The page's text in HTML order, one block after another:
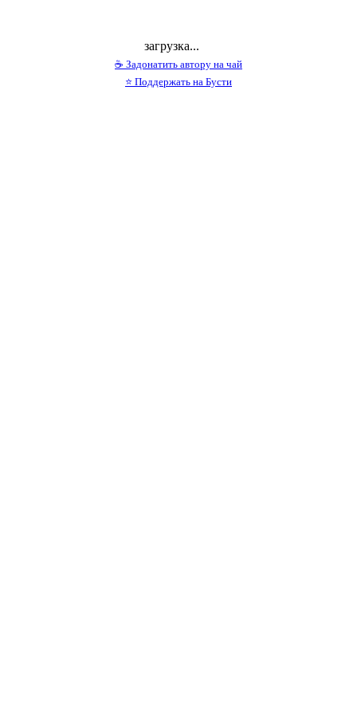
загрузка...
☕ Задонатить автору на чай
⭐ Поддержать на Бусти